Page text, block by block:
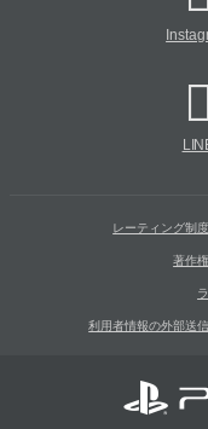
レーティング制
著作
利用者情報の外部送